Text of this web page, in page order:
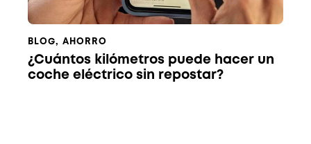
BLOG, AHORRO
¿Cuántos kilómetros puede hacer un
coche eléctrico sin repostar?